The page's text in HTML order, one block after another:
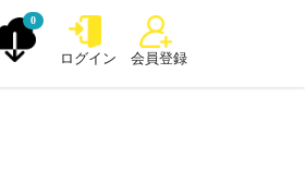
0
ログイン 会員登録